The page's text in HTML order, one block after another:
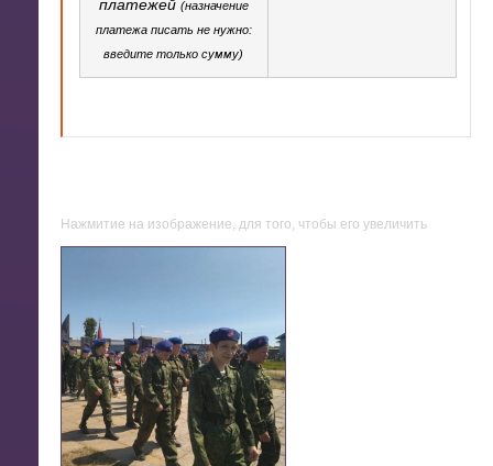
платежей (назначение
платежа писать не нужно:
введите только сумму)